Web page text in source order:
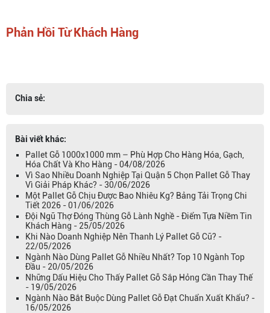
Phản Hồi Từ Khách Hàng
Chia sẻ:
Bài viết khác:
Pallet Gỗ 1000x1000 mm – Phù Hợp Cho Hàng Hóa, Gạch,
Hóa Chất Và Kho Hàng - 04/08/2026
Vì Sao Nhiều Doanh Nghiệp Tại Quận 5 Chọn Pallet Gỗ Thay
Vì Giải Pháp Khác? - 30/06/2026
Một Pallet Gỗ Chịu Được Bao Nhiêu Kg? Bảng Tải Trọng Chi
Tiết 2026 - 01/06/2026
Đội Ngũ Thợ Đóng Thùng Gỗ Lành Nghề - Điểm Tựa Niềm Tin
Khách Hàng - 25/05/2026
Khi Nào Doanh Nghiệp Nên Thanh Lý Pallet Gỗ Cũ? -
22/05/2026
Ngành Nào Dùng Pallet Gỗ Nhiều Nhất? Top 10 Ngành Top
Đầu - 20/05/2026
Những Dấu Hiệu Cho Thấy Pallet Gỗ Sắp Hỏng Cần Thay Thế
- 19/05/2026
Ngành Nào Bắt Buộc Dùng Pallet Gỗ Đạt Chuẩn Xuất Khẩu? -
16/05/2026